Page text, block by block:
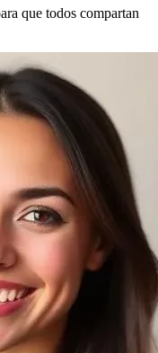
que todos compartan